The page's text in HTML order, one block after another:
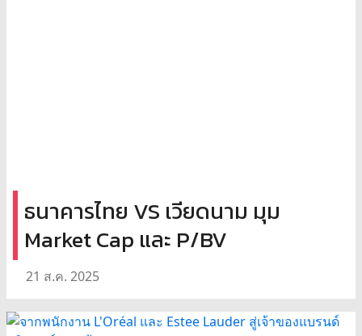
ธนาคารไทย VS เวียดนาม มุม
Market Cap และ P/BV
21 ส.ค. 2025